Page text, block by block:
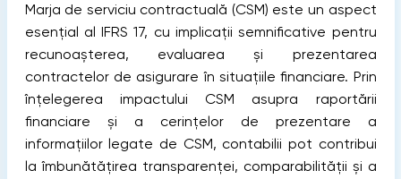
Marja de serviciu contractuală (CSM) este un aspect
esențial al IFRS 17, cu implicații semnificative pentru
recunoașterea, evaluarea și prezentarea
contractelor de asigurare în situațiile financiare. Prin
înțelegerea impactului CSM asupra raportării
financiare și a cerințelor de prezentare a
informațiilor legate de CSM, contabilii pot contribui
la îmbunătățirea transparenței, comparabilității și a